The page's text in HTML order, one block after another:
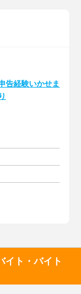
告経験いかせま
イト・バイト